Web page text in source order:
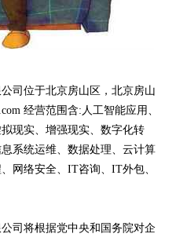
司位于北京房山区，北京房山
经营范围含:人工智能应用、
现实、增强现实、数字化转
系统运维、数据处理、云计算
网络安全、IT咨询、IT外包、
司将根据党中央和国务院对企